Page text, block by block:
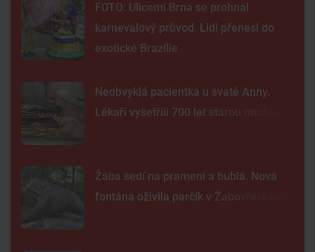
FOTO: Ulicemi Brna se prohnal
karnevalový průvod. Lidi přenesl do
exotické Brazílie
Neobvyklá pacientka u svaté Anny.
Lékaři vyšetřili 700 let starou madonu
Žába sedí na prameni a bublá. Nová
fontána oživila parčík v Žabovřeskách